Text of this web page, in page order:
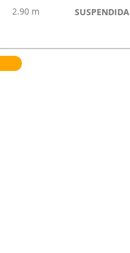
2.90 m SUSPENDIDA